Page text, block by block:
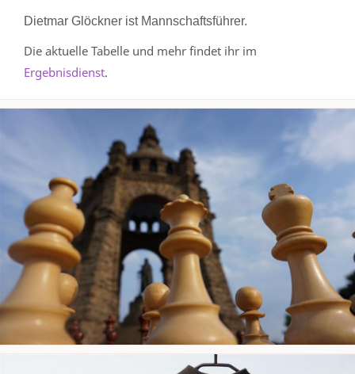
Dietmar Glöckner ist Mannschaftsführer.
Die aktuelle Tabelle und mehr findet ihr im
Ergebnisdienst.